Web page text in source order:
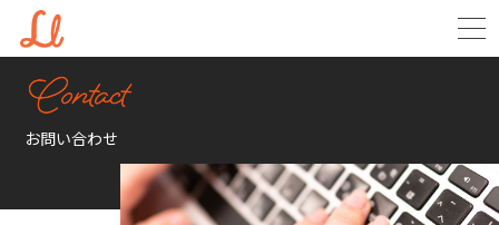
お問い合わせ